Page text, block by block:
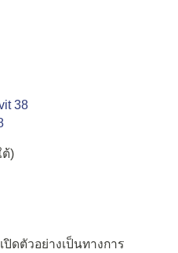
38
ต้)
ปิดตัวอย่างเป็นทางการ